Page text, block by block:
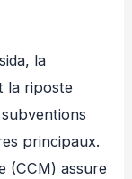
la
la riposte
principaux.
(CCM) assure